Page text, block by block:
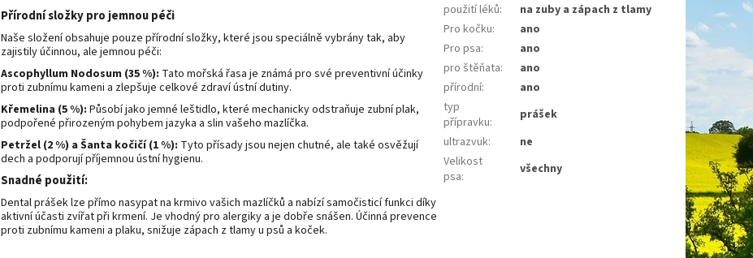
Přírodní složky pro jemnou péči
Naše složení obsahuje pouze přírodní složky, které jsou speciálně vybrány tak, aby
zajistily účinnou, ale jemnou péči:
Ascophyllum Nodosum (35 %): Tato mořská řasa je známá pro své preventivní účinky
proti zubnímu kameni a zlepšuje celkové zdraví ústní dutiny.
Křemelina (5 %): Působí jako jemné leštidlo, které mechanicky odstraňuje zubní plak,
podpořené přirozeným pohybem jazyka a slin vašeho mazlíčka.
Petržel (2 %) a Šanta kočičí (1 %): Tyto přísady jsou nejen chutné, ale také osvěžují
dech a podporují příjemnou ústní hygienu.
Snadné použití:
Dental prášek lze přímo nasypat na krmivo vašich mazlíčků a nabízí samočisticí funkci díky
aktivní účasti zvířat při krmení. Je vhodný pro alergiky a je dobře snášen. Účinná prevence
proti zubnímu kameni a plaku, snižuje zápach z tlamy u psů a koček.
použití léků:
na zuby a zápach z tlamy
Pro kočku:
ano
Pro psa:
ano
pro štěňata:
ano
přírodní:
ano
typ
přípravku:
prášek
ultrazvuk:
ne
Velikost
psa: všechny